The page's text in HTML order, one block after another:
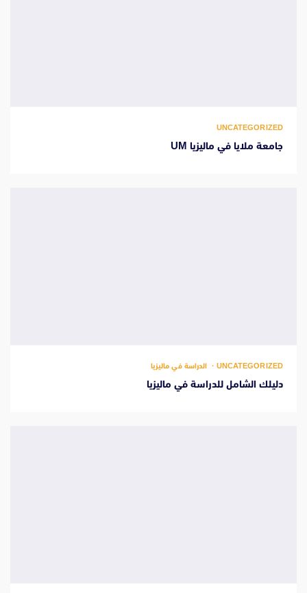
UNCATEGORIZED
جامعة ملايا في ماليزيا UM
UNCATEGORIZED الدراسة في ماليزيا
دليلك الشامل للدراسة في ماليزيا